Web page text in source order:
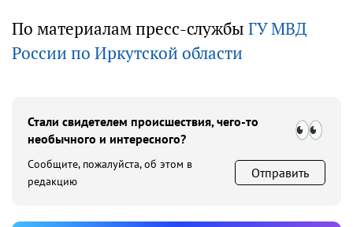
По материалам пресс-службы ГУ МВД
России по Иркутской области
Стали свидетелем происшествия, чего-то
необычного и интересного?
Сообщите, пожалуйста, об этом в
редакцию
Отправить